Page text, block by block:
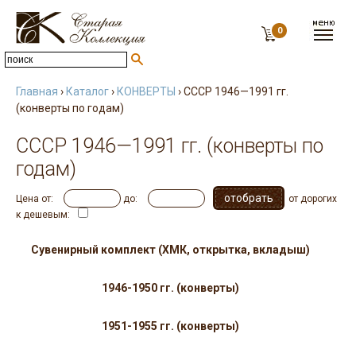
0
Главная › Каталог› КОНВЕРТЫ › СССР 1946—1991 гг.
(конверты по годам)
СССР 1946—1991 гг. (конверты по
годам)
Цена от: до:
от дорогих
к дешевым:
Сувенирный комплект (ХМК, открытка, вкладыш)
1946-1950 гг. (конверты)
1951-1955 гг. (конверты)